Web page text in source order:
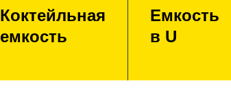
Коктейльная
емкость
Емкость
в U